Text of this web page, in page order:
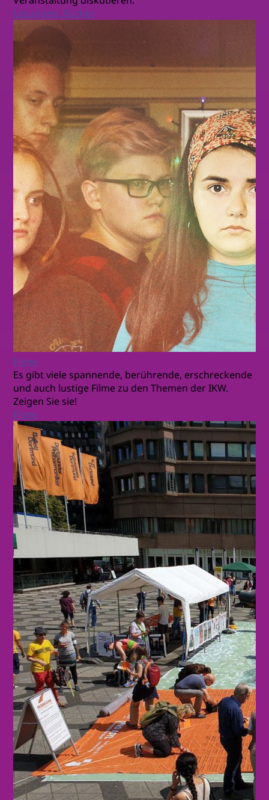
Lesungen, Bücher
Filme
Es gibt viele spannende, berührende, erschreckende
und auch lustige Filme zu den Themen der IKW.
Zeigen Sie sie!
Filme